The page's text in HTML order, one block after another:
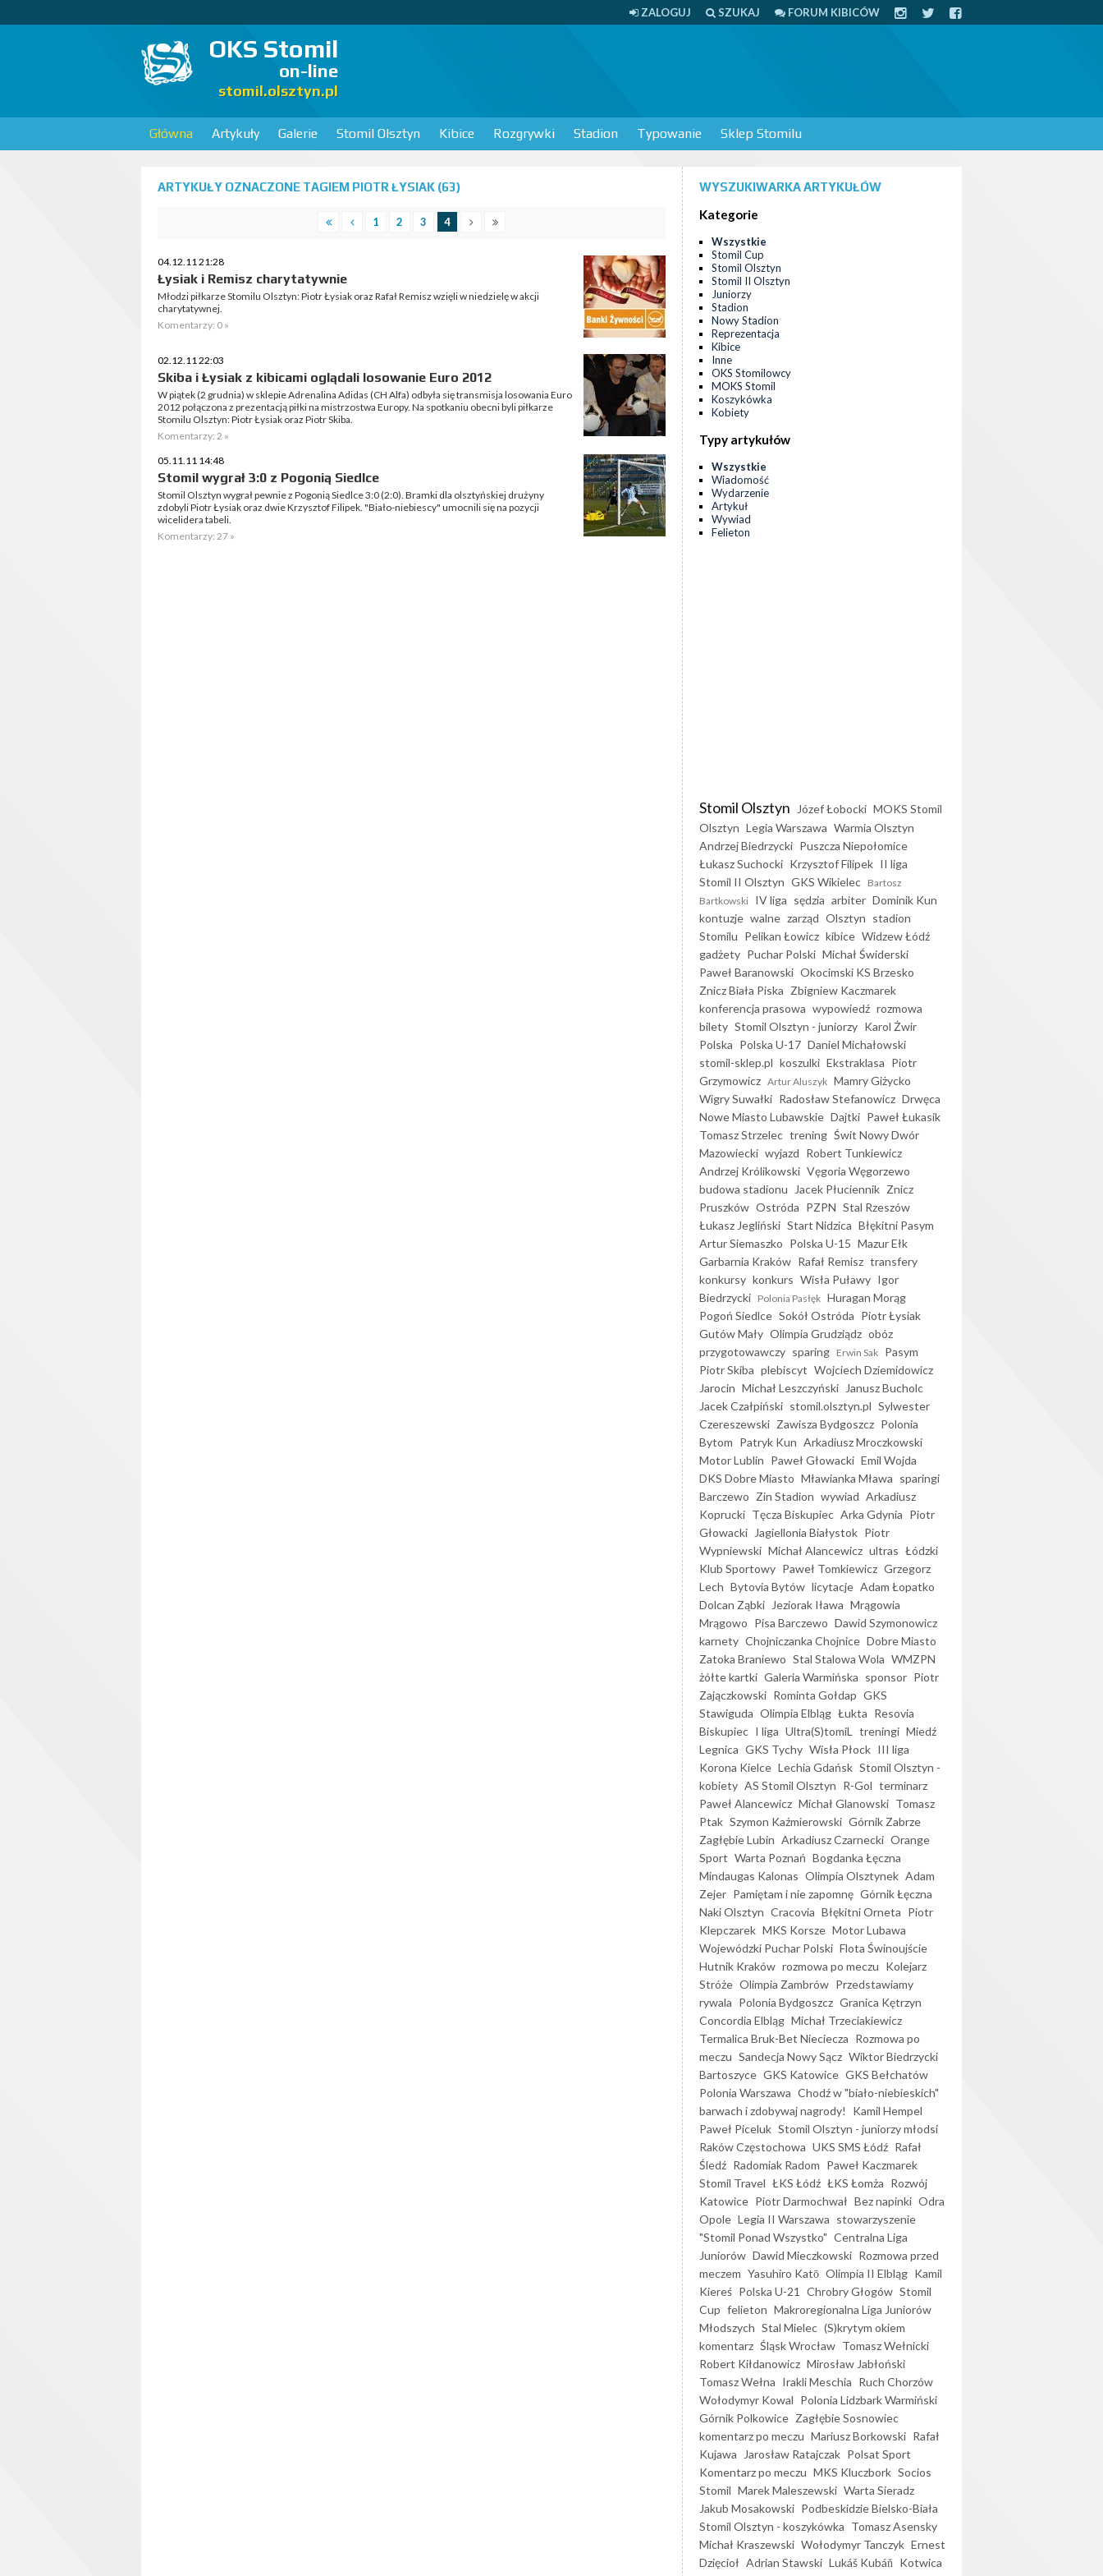
ZALOGUJ SZUKAJ FORUM KIBICÓW
OKS Stomil
on-line
stomil.olsztyn.pl
Główna Artykuły Galerie Stomil Olsztyn Kibice Rozgrywki Stadion Typowanie Sklep Stomilu
ARTYKUŁY OZNACZONE TAGIEM PIOTR ŁYSIAK (63)
1 2 3 4
04.12.11 21:28
Łysiak i Remisz charytatywnie
Młodzi piłkarze Stomilu Olsztyn: Piotr Łysiak oraz Rafał Remisz wzięli w niedzielę w akcji
charytatywnej.
Komentarzy: 0 »
02.12.11 22:03
Skiba i Łysiak z kibicami oglądali losowanie Euro 2012
W piątek (2 grudnia) w sklepie Adrenalina Adidas (CH Alfa) odbyła się transmisja losowania Euro
2012 połączona z prezentacją piłki na mistrzostwa Europy. Na spotkaniu obecni byli piłkarze
Stomilu Olsztyn: Piotr Łysiak oraz Piotr Skiba.
Komentarzy: 2 »
05.11.11 14:48
Stomil wygrał 3:0 z Pogonią Siedlce
Stomil Olsztyn wygrał pewnie z Pogonią Siedlce 3:0 (2:0). Bramki dla olsztyńskiej drużyny
zdobyli Piotr Łysiak oraz dwie Krzysztof Filipek. "Biało-niebiescy" umocnili się na pozycji
wicelidera tabeli.
Komentarzy: 27 »
WYSZUKIWARKA ARTYKUŁÓW
Kategorie
Wszystkie
Stomil Cup
Stomil Olsztyn
Stomil II Olsztyn
Juniorzy
Stadion
Nowy Stadion
Reprezentacja
Kibice
Inne
OKS Stomilowcy
MOKS Stomil
Koszykówka
Kobiety
Typy artykułów
Wszystkie
Wiadomość
Wydarzenie
Artykuł
Wywiad
Felieton
Stomil Olsztyn Józef Łobocki MOKS Stomil
Olsztyn Legia Warszawa Warmia Olsztyn
Andrzej Biedrzycki Puszcza Niepołomice
Łukasz Suchocki Krzysztof Filipek II liga
Stomil II Olsztyn GKS Wikielec Bartosz
Bartkowski IV liga sędzia arbiter Dominik Kun
kontuzje walne zarząd Olsztyn stadion
Stomilu Pelikan Łowicz kibice Widzew Łódź
gadżety Puchar Polski Michał Świderski
Paweł Baranowski Okocimski KS Brzesko
Znicz Biała Piska Zbigniew Kaczmarek
konferencja prasowa wypowiedź rozmowa
bilety Stomil Olsztyn - juniorzy Karol Żwir
Polska Polska U-17 Daniel Michałowski
stomil-sklep.pl koszulki Ekstraklasa Piotr
Grzymowicz Artur Aluszyk Mamry Giżycko
Wigry Suwałki Radosław Stefanowicz Drwęca
Nowe Miasto Lubawskie Dajtki Paweł Łukasik
Tomasz Strzelec trening Świt Nowy Dwór
Mazowiecki wyjazd Robert Tunkiewicz
Andrzej Królikowski Vęgoria Węgorzewo
budowa stadionu
Jacek Płuciennik Znicz
Pruszków Ostróda PZPN Stal Rzeszów
Łukasz Jegliński Start Nidzica Błękitni Pasym
Artur Siemaszko Polska U-15 Mazur Ełk
Garbarnia Kraków Rafał Remisz transfery
konkursy konkurs Wisła Puławy Igor
Biedrzycki Polonia Pasłęk Huragan Morąg
Pogoń Siedlce Sokół Ostróda Piotr Łysiak
Gutów Mały Olimpia Grudziądz obóz
przygotowawczy sparing Erwin Sak Pasym
Piotr Skiba plebiscyt Wojciech Dziemidowicz
Jarocin Michał Leszczyński
Janusz Bucholc
Jacek Czałpiński stomil.olsztyn.pl Sylwester
Czereszewski Zawisza Bydgoszcz Polonia
Bytom Patryk Kun Arkadiusz Mroczkowski
Motor Lublin Paweł Głowacki Emil Wojda
DKS Dobre Miasto Mławianka Mława sparingi
Barczewo Zin Stadion wywiad Arkadiusz
Koprucki Tęcza Biskupiec Arka Gdynia Piotr
Głowacki
Jagiellonia Białystok Piotr
Wypniewski Michał Alancewicz ultras Łódzki
Klub Sportowy Paweł Tomkiewicz Grzegorz
Lech Bytovia Bytów licytacje Adam Łopatko
Dolcan Ząbki
Jeziorak Iława Mrągowia
Mrągowo Pisa Barczewo Dawid Szymonowicz
karnety Chojniczanka Chojnice Dobre Miasto
Zatoka Braniewo Stal Stalowa Wola WMZPN
żółte kartki Galeria Warmińska sponsor Piotr
Zajączkowski Rominta Gołdap GKS
Stawiguda Olimpia Elbląg Łukta Resovia
Biskupiec I liga Ultra(S)tomiL treningi Miedź
Legnica GKS Tychy Wisła Płock III liga
Korona Kielce Lechia Gdańsk Stomil Olsztyn -
kobiety AS Stomil Olsztyn R-Gol terminarz
Paweł Alancewicz Michał Glanowski Tomasz
Ptak Szymon Kaźmierowski Górnik Zabrze
Zagłębie Lubin Arkadiusz Czarnecki Orange
Sport Warta Poznań Bogdanka Łęczna
Mindaugas Kalonas Olimpia Olsztynek Adam
Zejer Pamiętam i nie zapomnę Górnik Łęczna
Naki Olsztyn Cracovia Błękitni Orneta Piotr
Klepczarek MKS Korsze Motor Lubawa
Wojewódzki Puchar Polski Flota Świnoujście
Hutnik Kraków rozmowa po meczu Kolejarz
Stróże Olimpia Zambrów Przedstawiamy
rywala Polonia Bydgoszcz Granica Kętrzyn
Concordia Elbląg Michał Trzeciakiewicz
Termalica Bruk-Bet Nieciecza Rozmowa po
meczu Sandecja Nowy Sącz Wiktor Biedrzycki
Bartoszyce GKS Katowice GKS Bełchatów
Polonia Warszawa Chodź w "biało-niebieskich"
barwach i zdobywaj nagrody!
Kamil Hempel
Paweł Piceluk Stomil Olsztyn - juniorzy młodsi
Raków Częstochowa UKS SMS Łódź Rafał
Śledź Radomiak Radom Paweł Kaczmarek
Stomil Travel ŁKS Łódź ŁKS Łomża Rozwój
Katowice Piotr Darmochwał Bez napinki Odra
Opole Legia II Warszawa stowarzyszenie
"Stomil Ponad Wszystko" Centralna Liga
Juniorów Dawid Mieczkowski Rozmowa przed
meczem Yasuhiro Katō Olimpia II Elbląg Kamil
Kiereś Polska U-21 Chrobry Głogów Stomil
Cup felieton Makroregionalna Liga Juniorów
Młodszych Stal Mielec (S)krytym okiem
komentarz Śląsk Wrocław Tomasz Wełnicki
Robert Kiłdanowicz Mirosław Jabłoński
Tomasz Wełna Irakli Meschia Ruch Chorzów
Wołodymyr Kowal Polonia Lidzbark Warmiński
Górnik Polkowice Zagłębie Sosnowiec
komentarz po meczu Mariusz Borkowski Rafał
Kujawa
Jarosław Ratajczak Polsat Sport
Komentarz po meczu MKS Kluczbork Socios
Stomil Marek Maleszewski Warta Sieradz
Jakub Mosakowski Podbeskidzie Bielsko-Biała
Stomil Olsztyn - koszykówka Tomasz Asensky
Michał Kraszewski Wołodymyr Tanczyk Ernest
Dzięcioł Adrian Stawski Lukáš Kubáň Kotwica